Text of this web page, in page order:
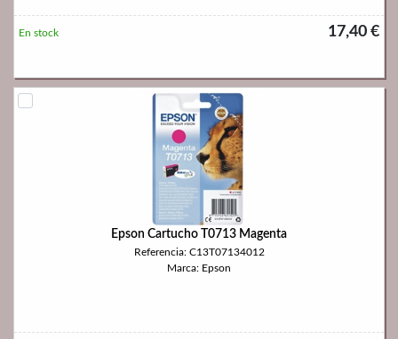
17,40 €
En stock
Epson Cartucho T0713 Magenta
Referencia: C13T07134012
Marca: Epson